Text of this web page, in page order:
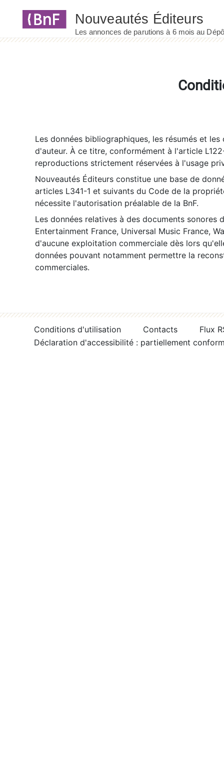
Les données bibliographiques, les résumés et
d'auteur. À ce titre, conformément à l'article
reproductions strictement réservées à l'usage
Nouveautés Éditeurs constitue une base de
articles L341-1 et suivants du Code de la
nécessite l'autorisation préalable de la BnF.
Les données relatives à des documents sonores
Entertainment France, Universal Music France,
d'aucune exploitation commerciale dès lors
données pouvant notamment permettre la
commerciales.
Conditions d'utilisation Contacts
Flux
Déclaration d'accessibilité : partiellement